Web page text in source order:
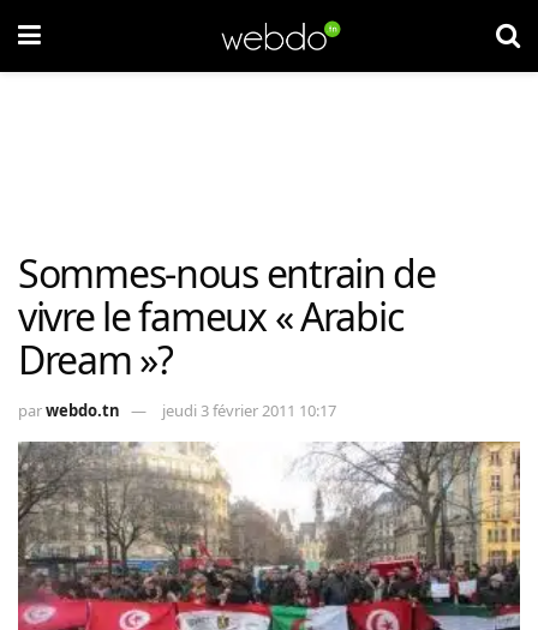
Sommes-nous entrain de
vivre le fameux « Arabic
Dream »?
parwebdo.tn jeudi 3 février 2011 10:17